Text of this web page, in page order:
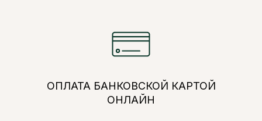
ОПЛАТА БАНКОВСКОЙ КАРТОЙ
ОНЛАЙН